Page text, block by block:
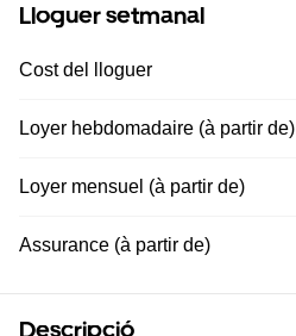
Lloguer setmanal
Cost del lloguer
Loyer hebdomadaire (à partir de)
Loyer mensuel (à partir de)
Assurance (à partir de)
Descripció